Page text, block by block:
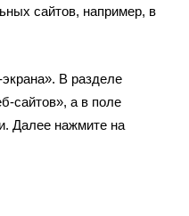
сайтов, например, в
В разделе
сайтов», а в поле
Далее нажмите на